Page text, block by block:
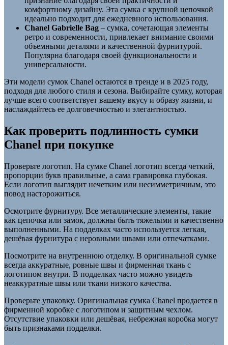
комфортному дизайну. Эта сумка с крупной цепочкой
идеально подходит для ежедневного использования.
Chanel Gabrielle Bag – сумка, сочетающая элементы
ретро и современности, привлекает внимание своими
объемными деталями и качественной фурнитурой.
Популярна благодаря своей функциональности и
универсальности.
Эти модели сумок Chanel остаются в тренде и в 2025 году,
подходя для любого стиля и сезона. Выбирайте сумку, которая
лучше всего соответствует вашему вкусу и образу жизни, и
наслаждайтесь ее долговечностью и элегантностью.
Как проверить подлинность сумки
Chanel при покупке
Проверьте логотип. На сумке Chanel логотип всегда четкий,
пропорции букв правильные, а сама гравировка глубокая.
Если логотип выглядит нечетким или несимметричным, это
повод насторожиться.
Осмотрите фурнитуру. Все металлические элементы, такие
как цепочка или замок, должны быть тяжелыми и качественно
выполненными. На подделках часто используется легкая,
дешёвая фурнитура с неровными швами или отпечатками.
Посмотрите на внутреннюю отделку. В оригинальной сумке
всегда аккуратные, ровные швы и фирменная ткань с
логотипом внутри. В подделках часто можно увидеть
неаккуратные швы или ткани низкого качества.
Проверьте упаковку. Оригинальная сумка Chanel продается в
фирменной коробке с логотипом и защитным чехлом.
Отсутствие упаковки или дешёвая, небрежная коробка могут
быть признаками подделки.